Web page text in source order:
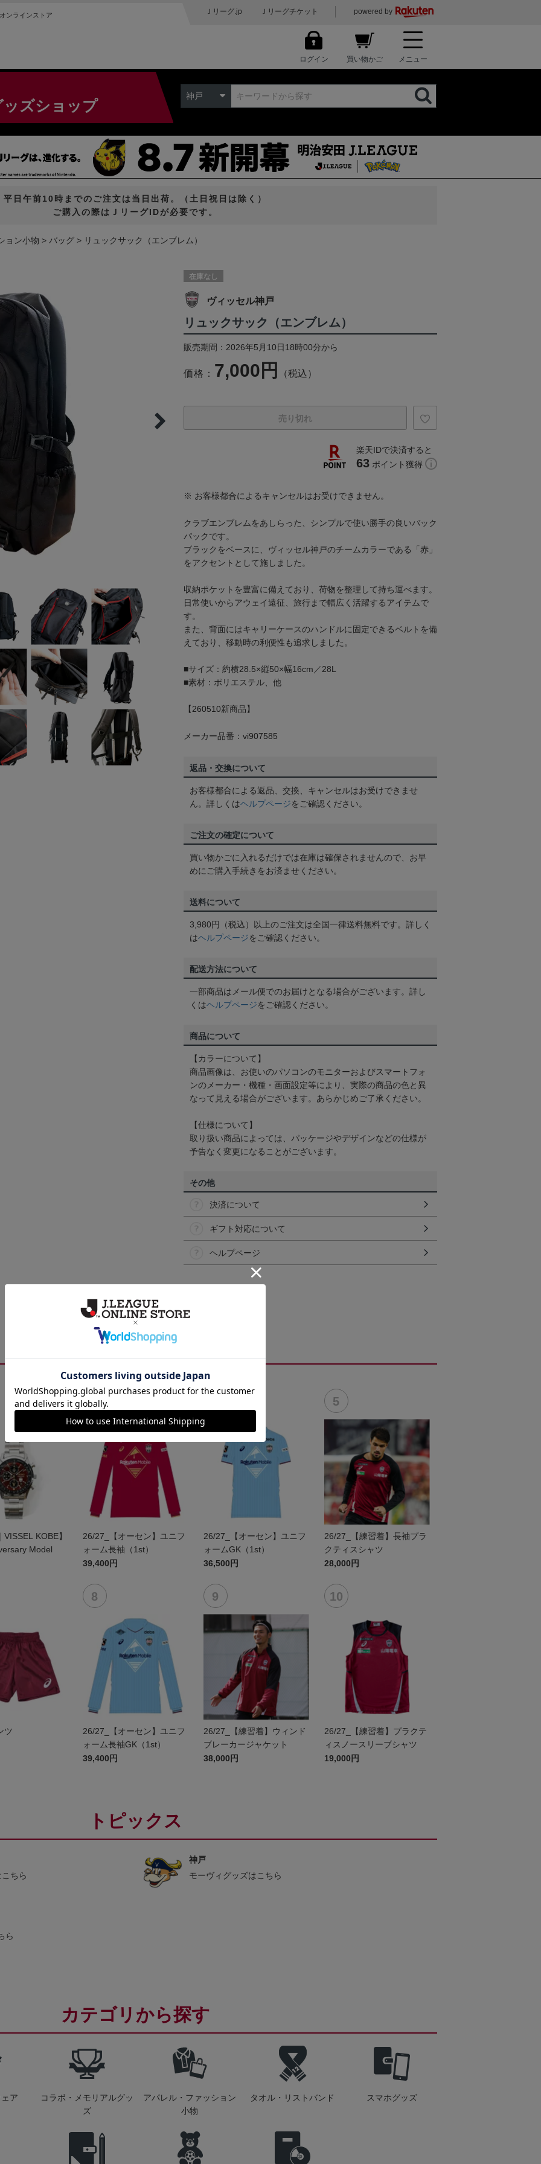
ンラインストア Ｊリーグ.jp Ｊリーグチケット powered by
ログイン 買い物かご メニュー
ズショップ
神戸
平日午前10時までのご注文は当日出荷。（土日祝日は除く）
ご購入の際はＪリーグIDが必要です。
ョン小物 バッグ リュックサック（エンブレム）
在庫なし
ヴィッセル神戸
リュックサック（エンブレム）
販売期間：2026年5月10日18時00分から
価格： 7,000円 （税込）
売り切れ
楽天IDで決済すると
63 ポイント獲得
※ お客様都合によるキャンセルはお受けできません。
クラブエンブレムをあしらった、シンプルで使い勝手の良いバック
パックです。
ブラックをベースに、ヴィッセル神戸のチームカラーである「赤」
をアクセントとして施しました。
収納ポケットを豊富に備えており、荷物を整理して持ち運べます。
日常使いからアウェイ遠征、旅行まで幅広く活躍するアイテムで
す。
また、背面にはキャリーケースのハンドルに固定できるベルトを備
えており、移動時の利便性も追求しました。
■サイズ：約横28.5×縦50×幅16cm／28L
■素材：ポリエステル、他
【260510新商品】
メーカー品番：vi907585
返品・交換について
お客様都合による返品、交換、キャンセルはお受けできませ
ん。詳しくはヘルプページをご確認ください。
ご注文の確定について
買い物かごに入れるだけでは在庫は確保されませんので、お早
めにご購入手続きをお済ませください。
送料について
3,980円（税込）以上のご注文は全国一律送料無料です。詳しく
はヘルプページをご確認ください。
配送方法について
一部商品はメール便でのお届けとなる場合がございます。詳し
くはヘルプページをご確認ください。
商品について
【カラーについて】
商品画像は、お使いのパソコンのモニターおよびスマートフォ
ンのメーカー・機種・画面設定等により、実際の商品の色と異
なって見える場合がございます。あらかじめご了承ください。
【仕様について】
取り扱い商品によっては、パッケージやデザインなどの仕様が
予告なく変更になることがございます。
その他
決済について
ギフト対応について
ヘルプページ
VISSEL KOBE】
Model
26/27_【オーセン】ユニフ
ォーム長袖（1st）
39,400円
26/27_【オーセン】ユニフ
ォームGK（1st）
36,500円
26/27_【練習着】長袖プラ
クティスシャツ
28,000円
ツ
26/27_【オーセン】ユニフ
ォーム長袖GK（1st）
39,400円
26/27_【練習着】ウィンド
ブレーカージャケット
38,000円
26/27_【練習着】プラクテ
ィスノースリーブシャツ
19,000円
トピックス
ちら
神戸
モーヴィグッズはこちら
ら
カテゴリから探す
ア
コラボ・メモリアルグッ
ズ
アパレル・ファッション
小物
タオル・リストバンド スマホグッズ